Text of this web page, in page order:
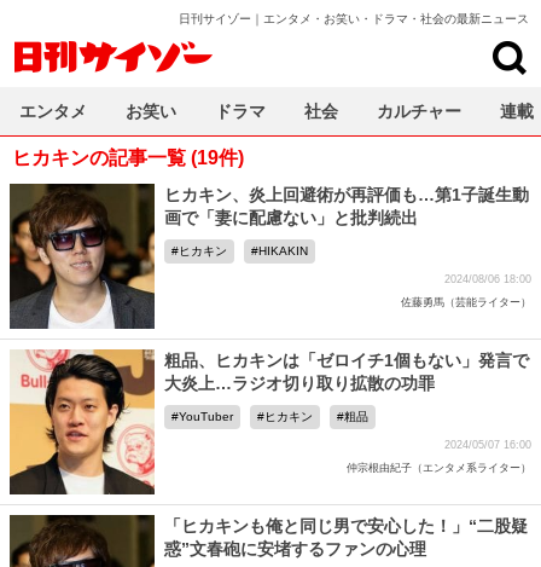
日刊サイゾー｜エンタメ・お笑い・ドラマ・社会の最新ニュース
ヒカキンの記事一覧 (19件)
ヒカキン、炎上回避術が再評価も…第1子誕生動
画で「妻に配慮ない」と批判続出
ヒカキン HIKAKIN
2024/08/06 18:00
佐藤勇馬（芸能ライター）
粗品、ヒカキンは「ゼロイチ1個もない」発言で
大炎上…ラジオ切り取り拡散の功罪
YouTuber ヒカキン 粗品
2024/05/07 16:00
仲宗根由紀子（エンタメ系ライター）
「ヒカキンも俺と同じ男で安心した！」“二股疑
惑”文春砲に安堵するファンの心理
エンタメ お笑い ドラマ 社会 カルチャー 連載